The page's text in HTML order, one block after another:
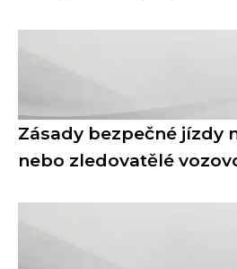
Zásady bezpečné jízdy
nebo zledovatělé